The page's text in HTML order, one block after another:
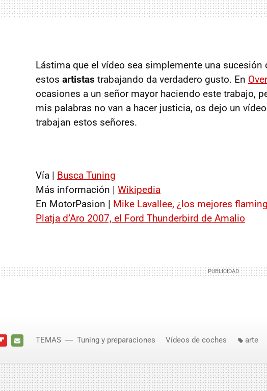
Lástima que el vídeo sea simplemente una sucesión
estos artistas trabajando da verdadero gusto. En
ocasiones a un señor mayor haciendo este trabajo,
mis palabras no van a hacer justicia, os dejo un
trabajan estos señores.
Vía | Busca Tuning
Más información | Wikipedia
En MotorPasion | Mike Lavallee, ¿los mejores
Platja d’Aro 2007, el Ford Thunderbird de Amalio
MAIL
TEMAS Tuning y preparaciones Vídeos de coches arte